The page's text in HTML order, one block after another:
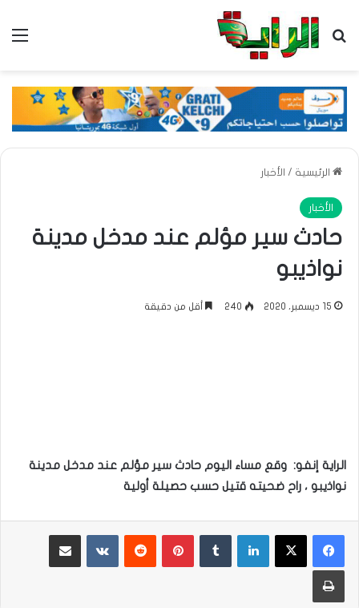
بحث عن
الرئيسية / الأخبار
الأخبار
حادث سير مؤلم عند مدخل مدينة
نواذيبو
15 ديسمبر، 2020 240 أقل من دقيقة
الراية إنفو: وقع مساء اليوم حادث سير مؤلم عند مدخل مدينة
نواذيبو ، راح ضحيته قتيل حسب حصيلة أولية
لينكدإن بينتيريست مشاركة عبر البريد
طباعة